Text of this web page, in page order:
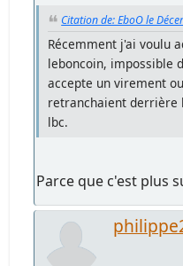
Citation de: EboO le
Récemment j'ai voulu
leboncoin, impossible
accepte un virement
retranchaient derrière
lbc.
Parce que c'est plus